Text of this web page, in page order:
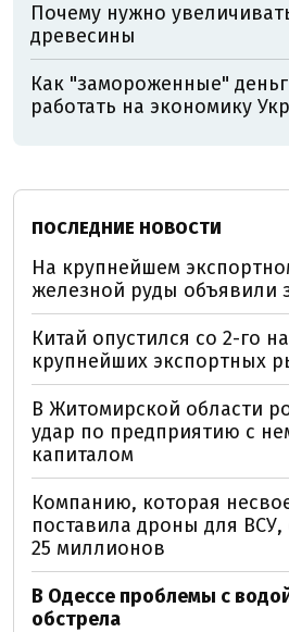
Почему нужно
древесины
Как "замороженные"
работать на экономику
ПОСЛЕДНИЕ НОВОСТИ
На крупнейшем
железной руды объявили
Китай опустился со 2-го
крупнейших экспортных
В Житомирской области
удар по предприятию с
капиталом
Компанию, которая
поставила дроны для
25 миллионов
В Одессе проблемы с
обстрела